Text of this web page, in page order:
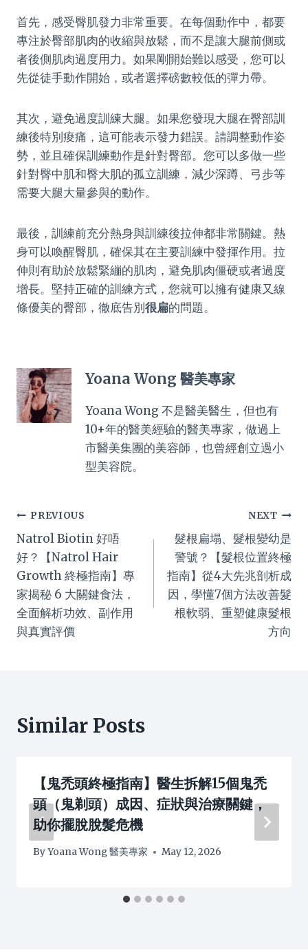
首先，感受臀肌發力非常重要。在每個動作中，都要
專注於臀部肌肉的收縮與放鬆，而不是讓大腿前側或
者後側肌肉過度用力。如果剛開始難以感受，您可以
先從徒手動作開始，或者選擇磅數較低的彈力帶。
其次，避免過度訓練大腿。如果您發現大腿在臀部訓
練後特別痠痛，這可能表示發力錯誤。請調整動作姿
勢，並且確保訓練動作是針對臀部。您可以多做一些
針對臀中肌和臀大肌的孤立訓練，減少深蹲、弓步等
需要大腿大量參與的動作。
最後，訓練前充分熱身與訓練後拉伸都非常關鍵。熱
身可以喚醒臀肌，確保其在主要訓練中發揮作用。拉
伸則有助於放鬆緊繃的肌肉，避免肌肉僵硬或者過度
增長。堅持正確的訓練方式，您就可以擁有健康又線
條優美的臀部，徹底告別很扁的問題。
Yoana Wong 醫美專家
Yoana Wong 不是醫美醫生，但也有
10+年的醫美經驗的醫美專家，做過上
市醫美集團的美容師，也曾經創立過小
型美容院。
Post
navigation
PREVIOUS
Natrol Biotin 好唔
好？【Natrol Hair
Growth 終極指南】專
家揭秘 6 大關鍵食法，
全面解析功效、副作用
與真實評價
NEXT
髮根扁塌、髮根變幼是
警號？【髮根位置終極
指南】從4大先兆剖析成
因，學懂7個方法改善髮
根軟弱、重塑健康髮根
方向
Similar Posts
【鬼禿頭終極指南】醫生拆解15個鬼禿
頭（鬼剃頭）成因、症狀與治療關鍵，
助你擺脫脫髮危機
ByYoana Wong 醫美專家 May 12, 2026